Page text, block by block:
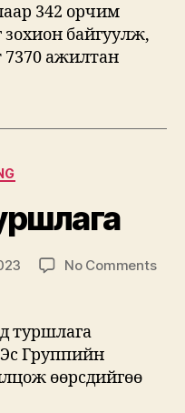
342 орчим
зохион байгуулж,
7370 ажилтан
No Commentson
туршлага
Группийн
өөрсдийгөө